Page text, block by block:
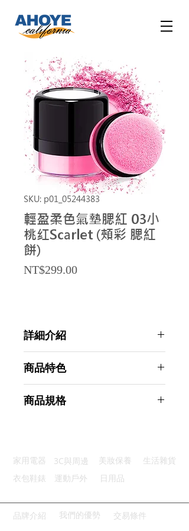
SKU: p01_05244383
輕盈柔色氣墊腮紅 03小
桃红Scarlet (頰彩 腮紅
餅)
NT$299.00Price
詳細介紹
商品特色
氣墊設計：輕盈易用打造美麗妝效
商品規格
主要材質：雲母
商品尺寸：4.5*4.2*5cm
產地名稱：中國大陸
代理商：亞桓有限公司
家用電器 3C與周邊 美妝保養
生活雜貨
衣包鞋錶
運動戶外 日用品
品牌介紹 我們的優勢 交易條件